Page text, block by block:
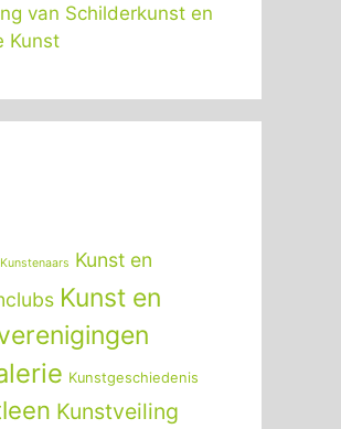
van Schilderkunst en
Kunst
Kunstenaars Kunst en
Kunst en
Kunstgeschiedenis
Kunstveiling